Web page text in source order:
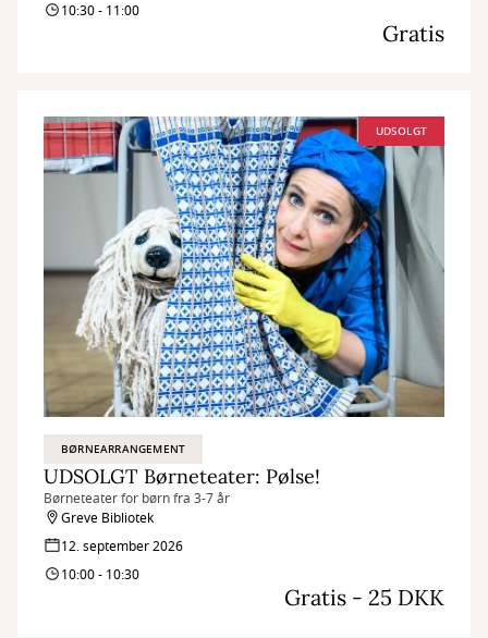
10:30 - 11:00
Gratis
UDSOLGT
BØRNEARRANGEMENT
UDSOLGT Børneteater: Pølse!
Børneteater for børn fra 3-7 år
Greve Bibliotek
12. september 2026
10:00 - 10:30
Gratis - 25 DKK